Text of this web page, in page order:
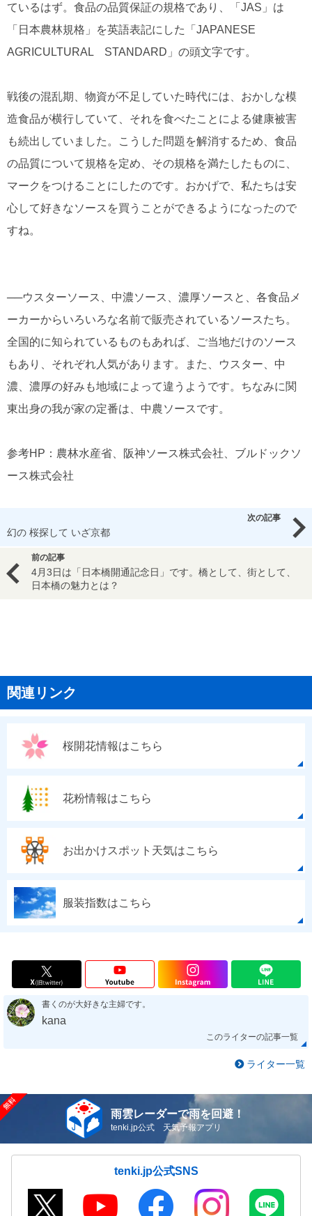
ているはず。食品の品質保証の規格であり、「JAS」は
「日本農林規格」を英語表記にした「JAPANESE
AGRICULTURAL STANDARD」の頭文字です。
戦後の混乱期、物資が不足していた時代には、おかしな模
造食品が横行していて、それを食べたことによる健康被害
も続出していました。こうした問題を解消するため、食品
の品質について規格を定め、その規格を満たしたものに、
マークをつけることにしたのです。おかげで、私たちは安
心して好きなソースを買うことができるようになったので
すね。
──ウスターソース、中濃ソース、濃厚ソースと、各食品メ
ーカーからいろいろな名前で販売されているソースたち。
全国的に知られているものもあれば、ご当地だけのソース
もあり、それぞれ人気があります。また、ウスター、中
濃、濃厚の好みも地域によって違うようです。ちなみに関
東出身の我が家の定番は、中農ソースです。
参考HP：農林水産省、阪神ソース株式会社、ブルドックソ
ース株式会社
次の記事
幻の 桜探して いざ京都
前の記事
4月3日は「日本橋開通記念日」です。橋として、街として、
日本橋の魅力とは？
関連リンク
桜開花情報はこちら
花粉情報はこちら
お出かけスポット天気はこちら
服装指数はこちら
書くのが大好きな主婦です。
kana
このライターの記事一覧
ライター一覧
雨雲レーダーで雨を回避！
tenki.jp公式 天気予報アプリ
tenki.jp公式SNS